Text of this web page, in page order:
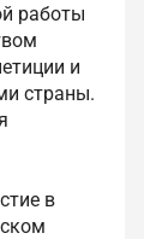
работы
и
страны.
в